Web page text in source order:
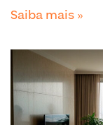
Saiba mais »